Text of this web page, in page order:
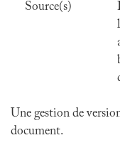
Source(s)
Une gestion de
document.